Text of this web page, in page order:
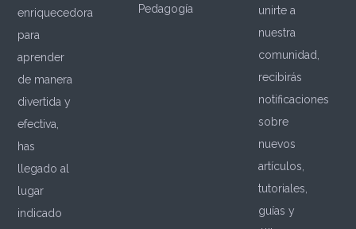
enriquecedora
para
aprender
de manera
divertida y
efectiva,
has
llegado al
lugar
indicado
Pedagogía
unirte a
nuestra
comunidad,
recibirás
notificaciones
sobre
nuevos
artículos,
tutoriales,
guías y